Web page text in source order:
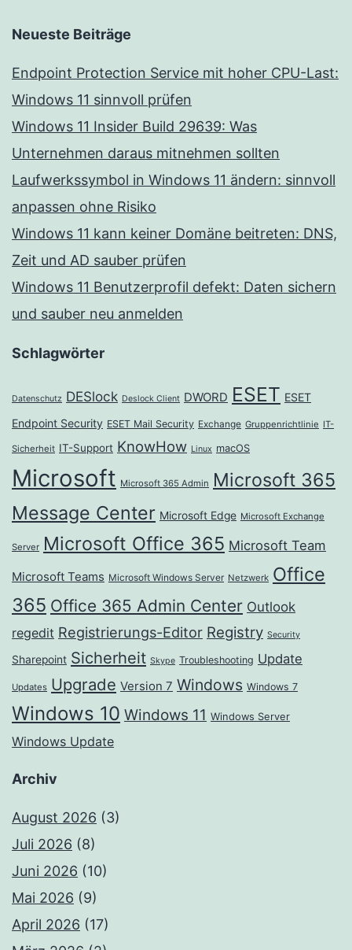
Neueste Beiträge
Endpoint Protection Service mit hoher CPU-Last:
Windows 11 sinnvoll prüfen
Windows 11 Insider Build 29639: Was
Unternehmen daraus mitnehmen sollten
Laufwerkssymbol in Windows 11 ändern: sinnvoll
anpassen ohne Risiko
Windows 11 kann keiner Domäne beitreten: DNS,
Zeit und AD sauber prüfen
Windows 11 Benutzerprofil defekt: Daten sichern
und sauber neu anmelden
Schlagwörter
Datenschutz DESlock Deslock Client DWORD ESET ESET
Endpoint Security ESET Mail Security Exchange Gruppenrichtlinie IT-
Sicherheit IT-Support KnowHow Linux macOS
Microsoft Microsoft 365 Admin Microsoft 365
Message Center Microsoft Edge Microsoft Exchange
Server Microsoft Office 365 Microsoft Team
Microsoft Teams Microsoft Windows Server Netzwerk Office
365 Office 365 Admin Center Outlook
regedit Registrierungs-Editor Registry Security
Sharepoint Sicherheit Skype Troubleshooting Update
Updates Upgrade Version 7 Windows Windows 7
Windows 10 Windows 11 Windows Server
Windows Update
Archiv
August 2026 (3)
Juli 2026 (8)
Juni 2026 (10)
Mai 2026 (9)
April 2026 (17)